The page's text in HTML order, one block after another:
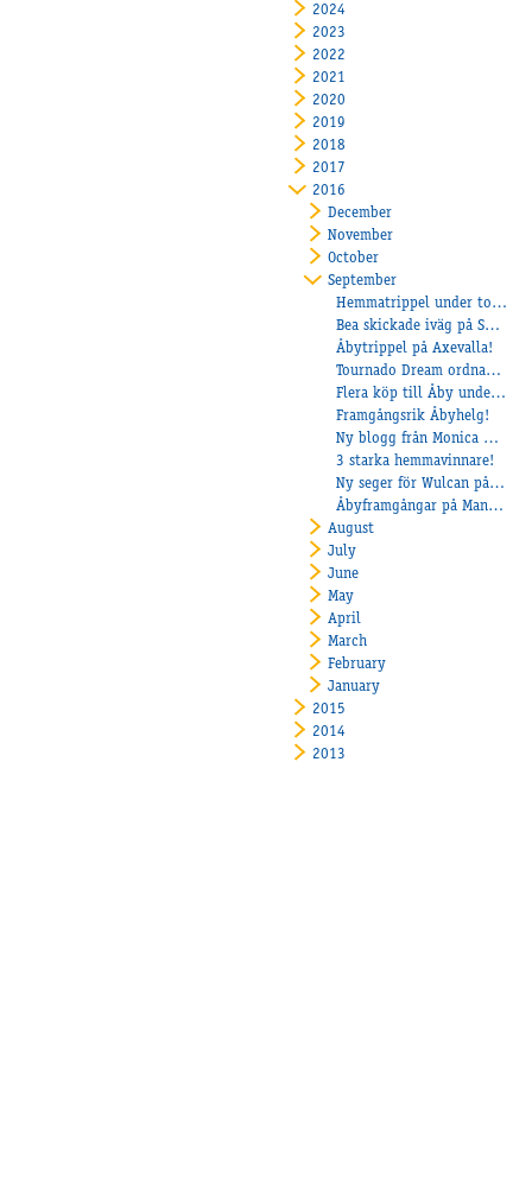
2024
2023
2022
2021
2020
2019
2018
2017
2016
December
November
October
September
Hemmatrippel under torsdagens tävlingar
Bea skickade iväg på Solvalla
Åbytrippel på Axevalla!
Tournado Dream ordnade Berghs seger nr 169!
Flera köp till Åby under Kriterieauktionen!
Framgångsrik Åbyhelg!
Ny blogg från Monica Hellqvist i Frankrike
3 starka hemmavinnare!
Ny seger för Wulcan på Axevalla och Töll till topp på Jägersro
Åbyframgångar på Mantorp och Färjestad
August
July
June
May
April
March
February
January
2015
2014
2013